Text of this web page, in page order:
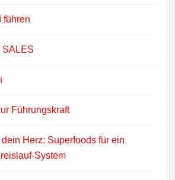
führen
SALES
Führungskraft
dein Herz: Superfoods für ein
System